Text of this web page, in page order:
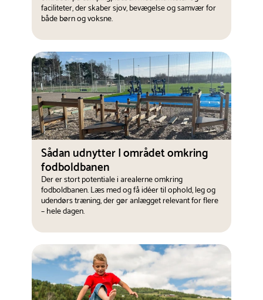
faciliteter, der skaber sjov, bevægelse og samvær for
både børn og voksne.
Sådan udnytter I området omkring
fodboldbanen
Der er stort potentiale i arealerne omkring
fodboldbanen. Læs med og få idéer til ophold, leg og
udendørs træning, der gør anlægget relevant for flere
– hele dagen.